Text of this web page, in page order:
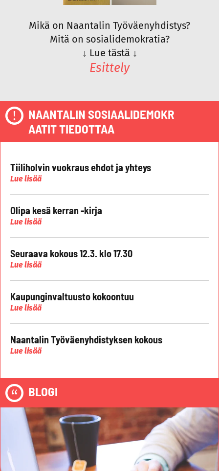
Mikä on Naantalin Työväenyhdistys?
Mitä on sosialidemokratia?
↓ Lue tästä ↓
Esittely
NAANTALIN SOSIAALIDEMOKR
AATIT TIEDOTTAA
Tiiliholvin vuokraus ehdot ja yhteys
Lue lisää
Olipa kesä kerran -kirja
Lue lisää
Seuraava kokous 12.3. klo 17.30
Lue lisää
Kaupunginvaltuusto kokoontuu
Lue lisää
Naantalin Työväenyhdistyksen kokous
Lue lisää
BLOGI